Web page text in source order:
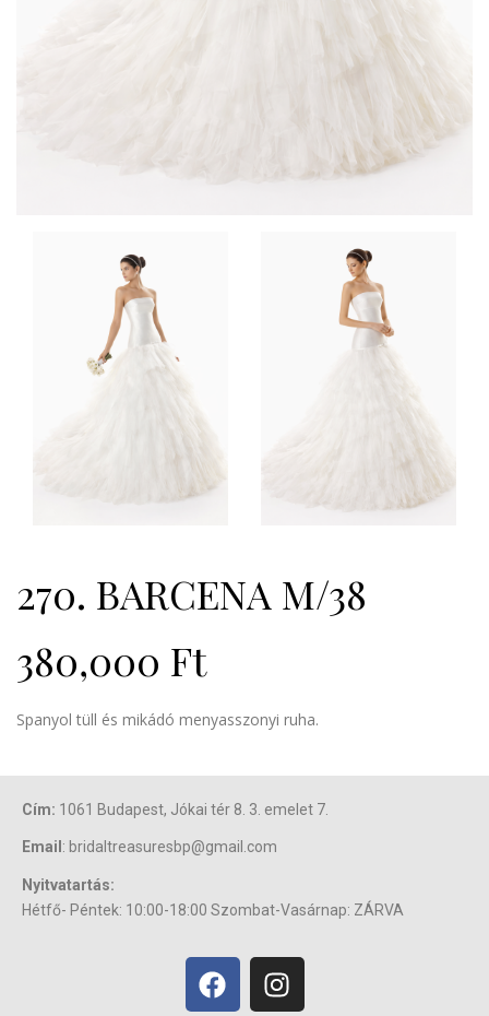
270. BARCENA M/38
380,000 Ft
Spanyol tüll és mikádó menyasszonyi ruha.
Cím: 1061 Budapest, Jókai tér 8. 3. emelet 7.
Email : bridaltreasuresbp@gmail.com
Nyitvatartás:
Hétfő- Péntek: 10:00-18:00 Szombat-Vasárnap: ZÁRVA